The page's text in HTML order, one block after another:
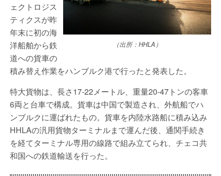
（出所：HHLA）
ェクトロジス
ティクスが昨
年末に初の海
洋船舶から鉄
道への貨車の
積み替え作業をハンブルク港で行ったと発表した。
特大貨物は、長さ17-22メートル、重量20-47トンの客車
6両と台車で構成。貨車は中国で製造され、外航船でハ
ンブルクに運ばれたもの。貨車を内陸水路船に積み込み
HHLAの汎用貨物ターミナルまで運んだ後、通関手続き
を経てターミナル専用の線路で組み立てられ、チェコ共
和国への鉄道輸送を行った。